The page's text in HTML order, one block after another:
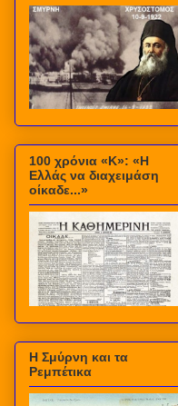
100 χρόνια «Κ»: «Η
Ελλάς να διαχειμάση
οίκαδε...»
Η Σμύρνη και τα
Ρεμπέτικα